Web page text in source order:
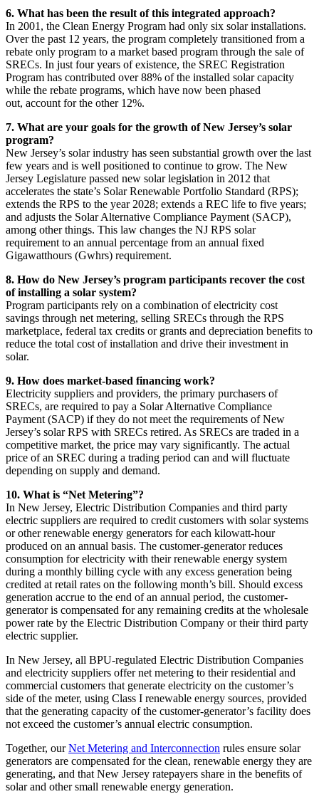
6. What has been the result of this integrated approach?​​​​‌ ‍ ​‍​‍‌‍ ‌ ​‍‌‍‍‌‌‍‌ ‌‍‍‌‌‍ ‍​‍​‍​ ‍‍​‍​‍‌ ​ ‌‍​‌‌‍ ‍‌‍‍‌‌ ‌​‌ ‍‌​‍ ‍‌‍‍‌‌‍ ​‍​‍​‍ ​​‍​‍‌‍‍​‌ ​‍‌‍‌‌‌‍‌‍​‍​‍​ ‍‍​‍​‍‌‍‍​‌ ‌​‌ ‌​‌ ​​​ ‍‍​‍ ​‍ ‌‍ ​‌‍ ‌‍​ ‌‍​‌‌‍ ​‌‍‍​‌‍ ‌ ​ ‌ ‌​​ ‍‍​ ​ ​ ​ ​ ​ ​ ​ ​‍ ‌‍‍‌‌‍ ‍‌ ‌​‌‍‌‌‌‍ ‍‌ ‌​​‍ ‌‍‌‌‌‍‌​‌‍‍‌‌ ‌​​‍ ‌‍ ‌‌‍ ‌‍‌​‌‍‌‌​ ‌‌ ​​‌ ​‍‌‍‌‌‌ ​ ‌‍‌‌‌‍ ‍‌ ‌​‌‍​‌‌ ‌​‌‍‍‌‌‍ ‌‍ ‍​ ‍ ‌‍‍‌‌‍‌​​ ‌​ ​​‌‍‌‍‌‍‌‌​ ​​​ ‌‌​ ​‌‌‍‌‍‌‍‌‌​‍ ‌​ ‌​​ ​‌​ ‍​‌‍‌​​‍ ‌​ ‌​‌‍‌​​ ‌‍​ ‍‌​‍ ‌‌‍​‌​ ​ ​ ‌​‌‍​ ​‍ ‌‌‍‌‌‌‍‌‍​ ‌‍​ ‌​​ ‍​‌‍​ ‌‍‌​​ ‌​​ ​‍​ ​‌‌‍​ ​ ‌‌​ ‍ ‌ ‌​‌ ‍‌‌ ​​‌‍‌‌​ ‌‌‍‍​‌‍‌‌‌‍ ​‌ ​​‌‌‌​‌‍ ‌ ​​‌‍‍‌‌‍​ ​ ‍ ‌ ​​‌‍​‌‌ ‌​‌‍‍​​ ‌‌‍​ ‌‍ ‌‍ ‍‌ ‌​‌‍‌‌‌‍ ‍‌ ‌​​‍‌‌​ ‌‌‌​​‍‌‌ ‌‍‍ ‌‍‌‌‌ ‍‌​‍‌‌​ ​ ‌​‌​​‍‌‌​ ​ ‌​‌​​‍‌‌​ ​‍​ ​‍​ ‌‍‌‍​‍​ ‌‍‌‍‌‍​ ‍‌‌‍​‌‌‍‌​​ ​ ​ ‌ ​ ‌‌‌‍​‍​ ‍​​‍‌‌​ ​‍​ ​‍​‍‌‌​ ‌‌‌​‌​​‍ ‍‌‍​ ‌‍‍​‌‍‍‌‌‍ ​‌‍‌​‌ ​‍‌‍‌‌‌‍ ‍​‍‌‌​ ‌‌‌​​‍‌‌ ‌‍‍ ‌‍‌‌‌ ‍‌​‍‌‌​ ​ ‌​‌​​‍‌‌​ ​ ‌​‌​​‍‌‌​ ​‍​ ​‍​ ‌‍​ ‌​‌‍​ ‌‍​‍‌‍​‌‌‍‌​‌‍‌‍‌‍‌‍‌‍‌‌​ ‍‌‌‍​‍​ ​‌​‍‌‌​ ​‍​ ​‍​‍‌‌​ ‌‌‌​‌​​‍ ‍‌ ‌​‌‍‌‌‌ ‍​‌ ‌​​ ‌‍​‍‌‍​‌‌ ​ ‌‍‌‌‌‌‌‌‌ ​‍‌‍ ​​ ‌‌‍‍​‌ ‌​‌ ‌​‌ ​​​‍‌‌​ ​ ‌​​‌​‍‌‌​ ​‍‌​‌‍​‍‌‌​ ​‍‌​‌‍‌‍ ​‌‍ ‌‍​ ‌‍​‌‌‍ ​‌‍‍​‌‍ ‌ ​ ‌ ‌​​‍‌‌​ ​ ‌​​‌​ ​ ​ ​ ​ ​ ​ ​ ​‍‌‍‌‍‍‌‌‍‌​​ ‌​ ​​‌‍‌‍‌‍‌‌​ ​​​ ‌‌​ ​‌‌‍‌‍‌‍‌‌​‍ ‌​ ‌​​ ​‌​ ‍​‌‍‌​​‍ ‌​ ‌​‌‍‌​​ ‌‍​ ‍‌​‍ ‌‌‍​‌​ ​ ​ ‌​‌‍​ ​‍ ‌‌‍‌‌‌‍‌‍​ ‌‍​ ‌​​ ‍​‌‍​ ‌‍‌​​ ‌​​ ​‍​ ​‌‌‍​ ​ ‌‌​‍‌‍‌ ‌​‌ ‍‌‌ ​​‌‍‌‌​ ‌‌‍‍​‌‍‌‌‌‍ ​‌ ​​‌‌‌​‌‍ ‌ ​​‌‍‍‌‌‍​ ​‍‌‍‌ ​​‌‍​‌‌ ‌​‌‍‍​​ ‌‌‍​ ‌‍ ‌‍ ‍‌ ‌​‌‍‌‌‌‍ ‍‌ ‌​​‍‌‌​ ‌‌‌​​‍‌‌ ‌‍‍ ‌‍‌‌‌ ‍‌​‍‌‌​ ​ ‌​‌​​‍‌‌​ ​ ‌​‌​​‍‌‌​ ​‍​ ​‍​ ‌‍‌‍​‍​ ‌‍‌‍‌‍​ ‍‌‌‍​‌‌‍‌​​ ​ ​ ‌ ​ ‌‌‌‍​‍​ ‍​​‍‌‌​ ​‍​ ​‍​‍‌‌​ ‌‌‌​‌​​‍ ‍‌‍​ ‌‍‍​‌‍‍‌‌‍ ​‌‍‌​‌ ​‍‌‍‌‌‌‍ ‍​‍‌‌​ ‌‌‌​​‍‌‌ ‌‍‍ ‌‍‌‌‌ ‍‌​‍‌‌​ ​ ‌​‌​​‍‌‌​ ​ ‌​‌​​‍‌‌​ ​‍​ ​‍​ ‌‍​ ‌​‌‍​ ‌‍​‍‌‍​‌‌‍‌​‌‍‌‍‌‍‌‍‌‍‌‌​ ‍‌‌‍​‍​ ​‌​‍‌‌​ ​‍​ ​‍​‍‌‌​ ‌‌‌​‌​​‍ ‍‌ ‌​‌‍‌‌‌ ‍​‌ ‌​​‍‌‍‌ ​​‌‍‌‌‌ ​‍‌ ​ ‌ ​​‌‍‌‌‌‍​ ‌ ‌​‌‍‍‌‌ ‌‍‌‍‌‌​ ‌‌ ​​‌ ‌‌‌‍​‍‌‍ ​‌‍‍‌‌ ​ ‌‍‍​‌‍‌‌‌‍‌​​‍​‍‌ ‌
In 2001, the Clean Energy Program had only six solar installations.
Over the past 12 years, the program completely transitioned from a
rebate only program to a market based program through the sale of
SRECs. In just four years of existence, the SREC Registration
Program has contributed over 88% of the installed solar capacity
while the rebate programs, which have now been phased
out, account for the other 12%.​​​​‌ ‍ ​‍​‍‌‍ ‌ ​‍‌‍‍‌‌‍‌ ‌‍‍‌‌‍ ‍​‍​‍​ ‍‍​‍​‍‌ ​ ‌‍​‌‌‍ ‍‌‍‍‌‌ ‌​‌ ‍‌​‍ ‍‌‍‍‌‌‍ ​‍​‍​‍ ​​‍​‍‌‍‍​‌ ​‍‌‍‌‌‌‍‌‍​‍​‍​ ‍‍​‍​‍‌‍‍​‌ ‌​‌ ‌​‌ ​​​ ‍‍​‍ ​‍ ‌‍ ​‌‍ ‌‍​ ‌‍​‌‌‍ ​‌‍‍​‌‍ ‌ ​ ‌ ‌​​ ‍‍​ ​ ​ ​ ​ ​ ​ ​ ​‍ ‌‍‍‌‌‍ ‍‌ ‌​‌‍‌‌‌‍ ‍‌ ‌​​‍ ‌‍‌‌‌‍‌​‌‍‍‌‌ ‌​​‍ ‌‍ ‌‌‍ ‌‍‌​‌‍‌‌​ ‌‌ ​​‌ ​‍‌‍‌‌‌ ​ ‌‍‌‌‌‍ ‍‌ ‌​‌‍​‌‌ ‌​‌‍‍‌‌‍ ‌‍ ‍​ ‍ ‌‍‍‌‌‍‌​​ ‌​ ​​‌‍‌‍‌‍‌‌​ ​​​ ‌‌​ ​‌‌‍‌‍‌‍‌‌​‍ ‌​ ‌​​ ​‌​ ‍​‌‍‌​​‍ ‌​ ‌​‌‍‌​​ ‌‍​ ‍‌​‍ ‌‌‍​‌​ ​ ​ ‌​‌‍​ ​‍ ‌‌‍‌‌‌‍‌‍​ ‌‍​ ‌​​ ‍​‌‍​ ‌‍‌​​ ‌​​ ​‍​ ​‌‌‍​ ​ ‌‌​ ‍ ‌ ‌​‌ ‍‌‌ ​​‌‍‌‌​ ‌‌‍‍​‌‍‌‌‌‍ ​‌ ​​‌‌‌​‌‍ ‌ ​​‌‍‍‌‌‍​ ​ ‍ ‌ ​​‌‍​‌‌ ‌​‌‍‍​​ ‌‌‍​ ‌‍ ‌‍ ‍‌ ‌​‌‍‌‌‌‍ ‍‌ ‌​​‍‌‌​ ‌‌‌​​‍‌‌ ‌‍‍ ‌‍‌‌‌ ‍‌​‍‌‌​ ​ ‌​‌​​‍‌‌​ ​ ‌​‌​​‍‌‌​ ​‍​ ​‍​ ‌‍‌‍​‍​ ‌‍‌‍‌‍​ ‍‌‌‍​‌‌‍‌​​ ​ ​ ‌ ​ ‌‌‌‍​‍​ ‍​​‍‌‌​ ​‍​ ​‍​‍‌‌​ ‌‌‌​‌​​‍ ‍‌‍​ ‌‍‍​‌‍‍‌‌‍ ​‌‍‌​‌ ​‍‌‍‌‌‌‍ ‍​‍‌‌​ ‌‌‌​​‍‌‌ ‌‍‍ ‌‍‌‌‌ ‍‌​‍‌‌​ ​ ‌​‌​​‍‌‌​ ​ ‌​‌​​‍‌‌​ ​‍​ ​‍​ ‍‌​ ‍​​ ‍​‌‍‌‍‌‍​‌‌‍‌​​ ‌‌​ ‌‌​ ‍​​ ​‍​ ‍‌​ ​ ​‍‌‌​ ​‍​ ​‍​‍‌‌​ ‌‌‌​‌​​‍ ‍‌ ‌​‌‍‌‌‌ ‍​‌ ‌​​ ‌‍​‍‌‍​‌‌ ​ ‌‍‌‌‌‌‌‌‌ ​‍‌‍ ​​ ‌‌‍‍​‌ ‌​‌ ‌​‌ ​​​‍‌‌​ ​ ‌​​‌​‍‌‌​ ​‍‌​‌‍​‍‌‌​ ​‍‌​‌‍‌‍ ​‌‍ ‌‍​ ‌‍​‌‌‍ ​‌‍‍​‌‍ ‌ ​ ‌ ‌​​‍‌‌​ ​ ‌​​‌​ ​ ​ ​ ​ ​ ​ ​ ​‍‌‍‌‍‍‌‌‍‌​​ ‌​ ​​‌‍‌‍‌‍‌‌​ ​​​ ‌‌​ ​‌‌‍‌‍‌‍‌‌​‍ ‌​ ‌​​ ​‌​ ‍​‌‍‌​​‍ ‌​ ‌​‌‍‌​​ ‌‍​ ‍‌​‍ ‌‌‍​‌​ ​ ​ ‌​‌‍​ ​‍ ‌‌‍‌‌‌‍‌‍​ ‌‍​ ‌​​ ‍​‌‍​ ‌‍‌​​ ‌​​ ​‍​ ​‌‌‍​ ​ ‌‌​‍‌‍‌ ‌​‌ ‍‌‌ ​​‌‍‌‌​ ‌‌‍‍​‌‍‌‌‌‍ ​‌ ​​‌‌‌​‌‍ ‌ ​​‌‍‍‌‌‍​ ​‍‌‍‌ ​​‌‍​‌‌ ‌​‌‍‍​​ ‌‌‍​ ‌‍ ‌‍ ‍‌ ‌​‌‍‌‌‌‍ ‍‌ ‌​​‍‌‌​ ‌‌‌​​‍‌‌ ‌‍‍ ‌‍‌‌‌ ‍‌​‍‌‌​ ​ ‌​‌​​‍‌‌​ ​ ‌​‌​​‍‌‌​ ​‍​ ​‍​ ‌‍‌‍​‍​ ‌‍‌‍‌‍​ ‍‌‌‍​‌‌‍‌​​ ​ ​ ‌ ​ ‌‌‌‍​‍​ ‍​​‍‌‌​ ​‍​ ​‍​‍‌‌​ ‌‌‌​‌​​‍ ‍‌‍​ ‌‍‍​‌‍‍‌‌‍ ​‌‍‌​‌ ​‍‌‍‌‌‌‍ ‍​‍‌‌​ ‌‌‌​​‍‌‌ ‌‍‍ ‌‍‌‌‌ ‍‌​‍‌‌​ ​ ‌​‌​​‍‌‌​ ​ ‌​‌​​‍‌‌​ ​‍​ ​‍​ ‍‌​ ‍​​ ‍​‌‍‌‍‌‍​‌‌‍‌​​ ‌‌​ ‌‌​ ‍​​ ​‍​ ‍‌​ ​ ​‍‌‌​ ​‍​ ​‍​‍‌‌​ ‌‌‌​‌​​‍ ‍‌ ‌​‌‍‌‌‌ ‍​‌ ‌​​‍‌‍‌ ​​‌‍‌‌‌ ​‍‌ ​ ‌ ​​‌‍‌‌‌‍​ ‌ ‌​‌‍‍‌‌ ‌‍‌‍‌‌​ ‌‌ ​​‌ ‌‌‌‍​‍‌‍ ​‌‍‍‌‌ ​ ‌‍‍​‌‍‌‌‌‍‌​​‍​‍‌ ‌
7. What are your goals for the growth of New Jersey’s solar
program?​​​​‌ ‍ ​‍​‍‌‍ ‌ ​‍‌‍‍‌‌‍‌ ‌‍‍‌‌‍ ‍​‍​‍​ ‍‍​‍​‍‌ ​ ‌‍​‌‌‍ ‍‌‍‍‌‌ ‌​‌ ‍‌​‍ ‍‌‍‍‌‌‍ ​‍​‍​‍ ​​‍​‍‌‍‍​‌ ​‍‌‍‌‌‌‍‌‍​‍​‍​ ‍‍​‍​‍‌‍‍​‌ ‌​‌ ‌​‌ ​​​ ‍‍​‍ ​‍ ‌‍ ​‌‍ ‌‍​ ‌‍​‌‌‍ ​‌‍‍​‌‍ ‌ ​ ‌ ‌​​ ‍‍​ ​ ​ ​ ​ ​ ​ ​ ​‍ ‌‍‍‌‌‍ ‍‌ ‌​‌‍‌‌‌‍ ‍‌ ‌​​‍ ‌‍‌‌‌‍‌​‌‍‍‌‌ ‌​​‍ ‌‍ ‌‌‍ ‌‍‌​‌‍‌‌​ ‌‌ ​​‌ ​‍‌‍‌‌‌ ​ ‌‍‌‌‌‍ ‍‌ ‌​‌‍​‌‌ ‌​‌‍‍‌‌‍ ‌‍ ‍​ ‍ ‌‍‍‌‌‍‌​​ ‌​ ​​‌‍‌‍‌‍‌‌​ ​​​ ‌‌​ ​‌‌‍‌‍‌‍‌‌​‍ ‌​ ‌​​ ​‌​ ‍​‌‍‌​​‍ ‌​ ‌​‌‍‌​​ ‌‍​ ‍‌​‍ ‌‌‍​‌​ ​ ​ ‌​‌‍​ ​‍ ‌‌‍‌‌‌‍‌‍​ ‌‍​ ‌​​ ‍​‌‍​ ‌‍‌​​ ‌​​ ​‍​ ​‌‌‍​ ​ ‌‌​ ‍ ‌ ‌​‌ ‍‌‌ ​​‌‍‌‌​ ‌‌‍‍​‌‍‌‌‌‍ ​‌ ​​‌‌‌​‌‍ ‌ ​​‌‍‍‌‌‍​ ​ ‍ ‌ ​​‌‍​‌‌ ‌​‌‍‍​​ ‌‌‍​ ‌‍ ‌‍ ‍‌ ‌​‌‍‌‌‌‍ ‍‌ ‌​​‍‌‌​ ‌‌‌​​‍‌‌ ‌‍‍ ‌‍‌‌‌ ‍‌​‍‌‌​ ​ ‌​‌​​‍‌‌​ ​ ‌​‌​​‍‌‌​ ​‍​ ​‍​ ​‍​ ‍​​ ‌ ​ ‌‌‌‍​‍​ ‌ ​ ‍​​ ‌ ‌‍‌​​ ​‌‌‍​‌‌‍​‌​‍‌‌​ ​‍​ ​‍​‍‌‌​ ‌‌‌​‌​​‍ ‍‌‍​ ‌‍‍​‌‍‍‌‌‍ ​‌‍‌​‌ ​‍‌‍‌‌‌‍ ‍​‍‌‌​ ‌‌‌​​‍‌‌ ‌‍‍ ‌‍‌‌‌ ‍‌​‍‌‌​ ​ ‌​‌​​‍‌‌​ ​ ‌​‌​​‍‌‌​ ​‍​ ​‍‌‍​ ‌‍​‍​ ​‌​ ​ ​ ​‍‌‍​ ​ ​​​ ‍​​ ​​​ ‌‌​ ‌ ​ ‌​​‍‌‌​ ​‍​ ​‍​‍‌‌​ ‌‌‌​‌​​‍ ‍‌ ‌​‌‍‌‌‌ ‍​‌ ‌​​ ‌‍​‍‌‍​‌‌ ​ ‌‍‌‌‌‌‌‌‌ ​‍‌‍ ​​ ‌‌‍‍​‌ ‌​‌ ‌​‌ ​​​‍‌‌​ ​ ‌​​‌​‍‌‌​ ​‍‌​‌‍​‍‌‌​ ​‍‌​‌‍‌‍ ​‌‍ ‌‍​ ‌‍​‌‌‍ ​‌‍‍​‌‍ ‌ ​ ‌ ‌​​‍‌‌​ ​ ‌​​‌​ ​ ​ ​ ​ ​ ​ ​ ​‍‌‍‌‍‍‌‌‍‌​​ ‌​ ​​‌‍‌‍‌‍‌‌​ ​​​ ‌‌​ ​‌‌‍‌‍‌‍‌‌​‍ ‌​ ‌​​ ​‌​ ‍​‌‍‌​​‍ ‌​ ‌​‌‍‌​​ ‌‍​ ‍‌​‍ ‌‌‍​‌​ ​ ​ ‌​‌‍​ ​‍ ‌‌‍‌‌‌‍‌‍​ ‌‍​ ‌​​ ‍​‌‍​ ‌‍‌​​ ‌​​ ​‍​ ​‌‌‍​ ​ ‌‌​‍‌‍‌ ‌​‌ ‍‌‌ ​​‌‍‌‌​ ‌‌‍‍​‌‍‌‌‌‍ ​‌ ​​‌‌‌​‌‍ ‌ ​​‌‍‍‌‌‍​ ​‍‌‍‌ ​​‌‍​‌‌ ‌​‌‍‍​​ ‌‌‍​ ‌‍ ‌‍ ‍‌ ‌​‌‍‌‌‌‍ ‍‌ ‌​​‍‌‌​ ‌‌‌​​‍‌‌ ‌‍‍ ‌‍‌‌‌ ‍‌​‍‌‌​ ​ ‌​‌​​‍‌‌​ ​ ‌​‌​​‍‌‌​ ​‍​ ​‍​ ​‍​ ‍​​ ‌ ​ ‌‌‌‍​‍​ ‌ ​ ‍​​ ‌ ‌‍‌​​ ​‌‌‍​‌‌‍​‌​‍‌‌​ ​‍​ ​‍​‍‌‌​ ‌‌‌​‌​​‍ ‍‌‍​ ‌‍‍​‌‍‍‌‌‍ ​‌‍‌​‌ ​‍‌‍‌‌‌‍ ‍​‍‌‌​ ‌‌‌​​‍‌‌ ‌‍‍ ‌‍‌‌‌ ‍‌​‍‌‌​ ​ ‌​‌​​‍‌‌​ ​ ‌​‌​​‍‌‌​ ​‍​ ​‍‌‍​ ‌‍​‍​ ​‌​ ​ ​ ​‍‌‍​ ​ ​​​ ‍​​ ​​​ ‌‌​ ‌ ​ ‌​​‍‌‌​ ​‍​ ​‍​‍‌‌​ ‌‌‌​‌​​‍ ‍‌ ‌​‌‍‌‌‌ ‍​‌ ‌​​‍‌‍‌ ​​‌‍‌‌‌ ​‍‌ ​ ‌ ​​‌‍‌‌‌‍​ ‌ ‌​‌‍‍‌‌ ‌‍‌‍‌‌​ ‌‌ ​​‌ ‌‌‌‍​‍‌‍ ​‌‍‍‌‌ ​ ‌‍‍​‌‍‌‌‌‍‌​​‍​‍‌ ‌
New Jersey’s solar industry has seen substantial growth over the last
few years and is well positioned to continue to grow. The New
Jersey Legislature passed new solar legislation in 2012 that
accelerates the state’s Solar Renewable Portfolio Standard (RPS);
extends the RPS to the year 2028; extends a REC life to five years;
and adjusts the Solar Alternative Compliance Payment (SACP),
among other things. This law changes the NJ RPS solar
requirement to an annual percentage from an annual fixed
Gigawatthours (Gwhrs) requirement. ​​​​‌ ‍ ​‍​‍‌‍ ‌ ​‍‌‍‍‌‌‍‌ ‌‍‍‌‌‍ ‍​‍​‍​ ‍‍​‍​‍‌ ​ ‌‍​‌‌‍ ‍‌‍‍‌‌ ‌​‌ ‍‌​‍ ‍‌‍‍‌‌‍ ​‍​‍​‍ ​​‍​‍‌‍‍​‌ ​‍‌‍‌‌‌‍‌‍​‍​‍​ ‍‍​‍​‍‌‍‍​‌ ‌​‌ ‌​‌ ​​​ ‍‍​‍ ​‍ ‌‍ ​‌‍ ‌‍​ ‌‍​‌‌‍ ​‌‍‍​‌‍ ‌ ​ ‌ ‌​​ ‍‍​ ​ ​ ​ ​ ​ ​ ​ ​‍ ‌‍‍‌‌‍ ‍‌ ‌​‌‍‌‌‌‍ ‍‌ ‌​​‍ ‌‍‌‌‌‍‌​‌‍‍‌‌ ‌​​‍ ‌‍ ‌‌‍ ‌‍‌​‌‍‌‌​ ‌‌ ​​‌ ​‍‌‍‌‌‌ ​ ‌‍‌‌‌‍ ‍‌ ‌​‌‍​‌‌ ‌​‌‍‍‌‌‍ ‌‍ ‍​ ‍ ‌‍‍‌‌‍‌​​ ‌​ ​​‌‍‌‍‌‍‌‌​ ​​​ ‌‌​ ​‌‌‍‌‍‌‍‌‌​‍ ‌​ ‌​​ ​‌​ ‍​‌‍‌​​‍ ‌​ ‌​‌‍‌​​ ‌‍​ ‍‌​‍ ‌‌‍​‌​ ​ ​ ‌​‌‍​ ​‍ ‌‌‍‌‌‌‍‌‍​ ‌‍​ ‌​​ ‍​‌‍​ ‌‍‌​​ ‌​​ ​‍​ ​‌‌‍​ ​ ‌‌​ ‍ ‌ ‌​‌ ‍‌‌ ​​‌‍‌‌​ ‌‌‍‍​‌‍‌‌‌‍ ​‌ ​​‌‌‌​‌‍ ‌ ​​‌‍‍‌‌‍​ ​ ‍ ‌ ​​‌‍​‌‌ ‌​‌‍‍​​ ‌‌‍​ ‌‍ ‌‍ ‍‌ ‌​‌‍‌‌‌‍ ‍‌ ‌​​‍‌‌​ ‌‌‌​​‍‌‌ ‌‍‍ ‌‍‌‌‌ ‍‌​‍‌‌​ ​ ‌​‌​​‍‌‌​ ​ ‌​‌​​‍‌‌​ ​‍​ ​‍​ ​‍​ ‍​​ ‌ ​ ‌‌‌‍​‍​ ‌ ​ ‍​​ ‌ ‌‍‌​​ ​‌‌‍​‌‌‍​‌​‍‌‌​ ​‍​ ​‍​‍‌‌​ ‌‌‌​‌​​‍ ‍‌‍​ ‌‍‍​‌‍‍‌‌‍ ​‌‍‌​‌ ​‍‌‍‌‌‌‍ ‍​‍‌‌​ ‌‌‌​​‍‌‌ ‌‍‍ ‌‍‌‌‌ ‍‌​‍‌‌​ ​ ‌​‌​​‍‌‌​ ​ ‌​‌​​‍‌‌​ ​‍​ ​‍‌‍‌‍​ ‌​​ ‌‌​ ​​​ ‌​‌‍​‍​ ​ ​ ​​‌‍‌​​ ‍‌​ ​‍‌‍​ ​‍‌‌​ ​‍​ ​‍​‍‌‌​ ‌‌‌​‌​​‍ ‍‌ ‌​‌‍‌‌‌ ‍​‌ ‌​​ ‌‍​‍‌‍​‌‌ ​ ‌‍‌‌‌‌‌‌‌ ​‍‌‍ ​​ ‌‌‍‍​‌ ‌​‌ ‌​‌ ​​​‍‌‌​ ​ ‌​​‌​‍‌‌​ ​‍‌​‌‍​‍‌‌​ ​‍‌​‌‍‌‍ ​‌‍ ‌‍​ ‌‍​‌‌‍ ​‌‍‍​‌‍ ‌ ​ ‌ ‌​​‍‌‌​ ​ ‌​​‌​ ​ ​ ​ ​ ​ ​ ​ ​‍‌‍‌‍‍‌‌‍‌​​ ‌​ ​​‌‍‌‍‌‍‌‌​ ​​​ ‌‌​ ​‌‌‍‌‍‌‍‌‌​‍ ‌​ ‌​​ ​‌​ ‍​‌‍‌​​‍ ‌​ ‌​‌‍‌​​ ‌‍​ ‍‌​‍ ‌‌‍​‌​ ​ ​ ‌​‌‍​ ​‍ ‌‌‍‌‌‌‍‌‍​ ‌‍​ ‌​​ ‍​‌‍​ ‌‍‌​​ ‌​​ ​‍​ ​‌‌‍​ ​ ‌‌​‍‌‍‌ ‌​‌ ‍‌‌ ​​‌‍‌‌​ ‌‌‍‍​‌‍‌‌‌‍ ​‌ ​​‌‌‌​‌‍ ‌ ​​‌‍‍‌‌‍​ ​‍‌‍‌ ​​‌‍​‌‌ ‌​‌‍‍​​ ‌‌‍​ ‌‍ ‌‍ ‍‌ ‌​‌‍‌‌‌‍ ‍‌ ‌​​‍‌‌​ ‌‌‌​​‍‌‌ ‌‍‍ ‌‍‌‌‌ ‍‌​‍‌‌​ ​ ‌​‌​​‍‌‌​ ​ ‌​‌​​‍‌‌​ ​‍​ ​‍​ ​‍​ ‍​​ ‌ ​ ‌‌‌‍​‍​ ‌ ​ ‍​​ ‌ ‌‍‌​​ ​‌‌‍​‌‌‍​‌​‍‌‌​ ​‍​ ​‍​‍‌‌​ ‌‌‌​‌​​‍ ‍‌‍​ ‌‍‍​‌‍‍‌‌‍ ​‌‍‌​‌ ​‍‌‍‌‌‌‍ ‍​‍‌‌​ ‌‌‌​​‍‌‌ ‌‍‍ ‌‍‌‌‌ ‍‌​‍‌‌​ ​ ‌​‌​​‍‌‌​ ​ ‌​‌​​‍‌‌​ ​‍​ ​‍‌‍‌‍​ ‌​​ ‌‌​ ​​​ ‌​‌‍​‍​ ​ ​ ​​‌‍‌​​ ‍‌​ ​‍‌‍​ ​‍‌‌​ ​‍​ ​‍​‍‌‌​ ‌‌‌​‌​​‍ ‍‌ ‌​‌‍‌‌‌ ‍​‌ ‌​​‍‌‍‌ ​​‌‍‌‌‌ ​‍‌ ​ ‌ ​​‌‍‌‌‌‍​ ‌ ‌​‌‍‍‌‌ ‌‍‌‍‌‌​ ‌‌ ​​‌ ‌‌‌‍​‍‌‍ ​‌‍‍‌‌ ​ ‌‍‍​‌‍‌‌‌‍‌​​‍​‍‌ ‌
8. How do New Jersey’s program participants recover the cost
of installing a solar system?​​​​‌ ‍ ​‍​‍‌‍ ‌ ​‍‌‍‍‌‌‍‌ ‌‍‍‌‌‍ ‍​‍​‍​ ‍‍​‍​‍‌ ​ ‌‍​‌‌‍ ‍‌‍‍‌‌ ‌​‌ ‍‌​‍ ‍‌‍‍‌‌‍ ​‍​‍​‍ ​​‍​‍‌‍‍​‌ ​‍‌‍‌‌‌‍‌‍​‍​‍​ ‍‍​‍​‍‌‍‍​‌ ‌​‌ ‌​‌ ​​​ ‍‍​‍ ​‍ ‌‍ ​‌‍ ‌‍​ ‌‍​‌‌‍ ​‌‍‍​‌‍ ‌ ​ ‌ ‌​​ ‍‍​ ​ ​ ​ ​ ​ ​ ​ ​‍ ‌‍‍‌‌‍ ‍‌ ‌​‌‍‌‌‌‍ ‍‌ ‌​​‍ ‌‍‌‌‌‍‌​‌‍‍‌‌ ‌​​‍ ‌‍ ‌‌‍ ‌‍‌​‌‍‌‌​ ‌‌ ​​‌ ​‍‌‍‌‌‌ ​ ‌‍‌‌‌‍ ‍‌ ‌​‌‍​‌‌ ‌​‌‍‍‌‌‍ ‌‍ ‍​ ‍ ‌‍‍‌‌‍‌​​ ‌​ ​​‌‍‌‍‌‍‌‌​ ​​​ ‌‌​ ​‌‌‍‌‍‌‍‌‌​‍ ‌​ ‌​​ ​‌​ ‍​‌‍‌​​‍ ‌​ ‌​‌‍‌​​ ‌‍​ ‍‌​‍ ‌‌‍​‌​ ​ ​ ‌​‌‍​ ​‍ ‌‌‍‌‌‌‍‌‍​ ‌‍​ ‌​​ ‍​‌‍​ ‌‍‌​​ ‌​​ ​‍​ ​‌‌‍​ ​ ‌‌​ ‍ ‌ ‌​‌ ‍‌‌ ​​‌‍‌‌​ ‌‌‍‍​‌‍‌‌‌‍ ​‌ ​​‌‌‌​‌‍ ‌ ​​‌‍‍‌‌‍​ ​ ‍ ‌ ​​‌‍​‌‌ ‌​‌‍‍​​ ‌‌‍​ ‌‍ ‌‍ ‍‌ ‌​‌‍‌‌‌‍ ‍‌ ‌​​‍‌‌​ ‌‌‌​​‍‌‌ ‌‍‍ ‌‍‌‌‌ ‍‌​‍‌‌​ ​ ‌​‌​​‍‌‌​ ​ ‌​‌​​‍‌‌​ ​‍​ ​‍​ ‌‌‌‍​‌​ ​ ​ ‍​​ ‍​​ ‌​​ ‌​‌‍‌‍​ ​‍​ ​​​ ‌ ​ ‍​​‍‌‌​ ​‍​ ​‍​‍‌‌​ ‌‌‌​‌​​‍ ‍‌‍​ ‌‍‍​‌‍‍‌‌‍ ​‌‍‌​‌ ​‍‌‍‌‌‌‍ ‍​‍‌‌​ ‌‌‌​​‍‌‌ ‌‍‍ ‌‍‌‌‌ ‍‌​‍‌‌​ ​ ‌​‌​​‍‌‌​ ​ ‌​‌​​‍‌‌​ ​‍​ ​‍​ ‌‍​ ‍‌​ ‌​​ ‌‌​ ‍‌‌‍​ ​ ‍‌‌‍‌​‌‍‌​​ ​​‌‍‌‌​ ​ ​‍‌‌​ ​‍​ ​‍​‍‌‌​ ‌‌‌​‌​​‍ ‍‌ ‌​‌‍‌‌‌ ‍​‌ ‌​​ ‌‍​‍‌‍​‌‌ ​ ‌‍‌‌‌‌‌‌‌ ​‍‌‍ ​​ ‌‌‍‍​‌ ‌​‌ ‌​‌ ​​​‍‌‌​ ​ ‌​​‌​‍‌‌​ ​‍‌​‌‍​‍‌‌​ ​‍‌​‌‍‌‍ ​‌‍ ‌‍​ ‌‍​‌‌‍ ​‌‍‍​‌‍ ‌ ​ ‌ ‌​​‍‌‌​ ​ ‌​​‌​ ​ ​ ​ ​ ​ ​ ​ ​‍‌‍‌‍‍‌‌‍‌​​ ‌​ ​​‌‍‌‍‌‍‌‌​ ​​​ ‌‌​ ​‌‌‍‌‍‌‍‌‌​‍ ‌​ ‌​​ ​‌​ ‍​‌‍‌​​‍ ‌​ ‌​‌‍‌​​ ‌‍​ ‍‌​‍ ‌‌‍​‌​ ​ ​ ‌​‌‍​ ​‍ ‌‌‍‌‌‌‍‌‍​ ‌‍​ ‌​​ ‍​‌‍​ ‌‍‌​​ ‌​​ ​‍​ ​‌‌‍​ ​ ‌‌​‍‌‍‌ ‌​‌ ‍‌‌ ​​‌‍‌‌​ ‌‌‍‍​‌‍‌‌‌‍ ​‌ ​​‌‌‌​‌‍ ‌ ​​‌‍‍‌‌‍​ ​‍‌‍‌ ​​‌‍​‌‌ ‌​‌‍‍​​ ‌‌‍​ ‌‍ ‌‍ ‍‌ ‌​‌‍‌‌‌‍ ‍‌ ‌​​‍‌‌​ ‌‌‌​​‍‌‌ ‌‍‍ ‌‍‌‌‌ ‍‌​‍‌‌​ ​ ‌​‌​​‍‌‌​ ​ ‌​‌​​‍‌‌​ ​‍​ ​‍​ ‌‌‌‍​‌​ ​ ​ ‍​​ ‍​​ ‌​​ ‌​‌‍‌‍​ ​‍​ ​​​ ‌ ​ ‍​​‍‌‌​ ​‍​ ​‍​‍‌‌​ ‌‌‌​‌​​‍ ‍‌‍​ ‌‍‍​‌‍‍‌‌‍ ​‌‍‌​‌ ​‍‌‍‌‌‌‍ ‍​‍‌‌​ ‌‌‌​​‍‌‌ ‌‍‍ ‌‍‌‌‌ ‍‌​‍‌‌​ ​ ‌​‌​​‍‌‌​ ​ ‌​‌​​‍‌‌​ ​‍​ ​‍​ ‌‍​ ‍‌​ ‌​​ ‌‌​ ‍‌‌‍​ ​ ‍‌‌‍‌​‌‍‌​​ ​​‌‍‌‌​ ​ ​‍‌‌​ ​‍​ ​‍​‍‌‌​ ‌‌‌​‌​​‍ ‍‌ ‌​‌‍‌‌‌ ‍​‌ ‌​​‍‌‍‌ ​​‌‍‌‌‌ ​‍‌ ​ ‌ ​​‌‍‌‌‌‍​ ‌ ‌​‌‍‍‌‌ ‌‍‌‍‌‌​ ‌‌ ​​‌ ‌‌‌‍​‍‌‍ ​‌‍‍‌‌ ​ ‌‍‍​‌‍‌‌‌‍‌​​‍​‍‌ ‌
Program participants rely on a combination of electricity cost
savings through net metering, selling SRECs through the RPS
marketplace, federal tax credits or grants and depreciation benefits to
reduce the total cost of installation and drive their investment in
solar.​​​​‌ ‍ ​‍​‍‌‍ ‌ ​‍‌‍‍‌‌‍‌ ‌‍‍‌‌‍ ‍​‍​‍​ ‍‍​‍​‍‌ ​ ‌‍​‌‌‍ ‍‌‍‍‌‌ ‌​‌ ‍‌​‍ ‍‌‍‍‌‌‍ ​‍​‍​‍ ​​‍​‍‌‍‍​‌ ​‍‌‍‌‌‌‍‌‍​‍​‍​ ‍‍​‍​‍‌‍‍​‌ ‌​‌ ‌​‌ ​​​ ‍‍​‍ ​‍ ‌‍ ​‌‍ ‌‍​ ‌‍​‌‌‍ ​‌‍‍​‌‍ ‌ ​ ‌ ‌​​ ‍‍​ ​ ​ ​ ​ ​ ​ ​ ​‍ ‌‍‍‌‌‍ ‍‌ ‌​‌‍‌‌‌‍ ‍‌ ‌​​‍ ‌‍‌‌‌‍‌​‌‍‍‌‌ ‌​​‍ ‌‍ ‌‌‍ ‌‍‌​‌‍‌‌​ ‌‌ ​​‌ ​‍‌‍‌‌‌ ​ ‌‍‌‌‌‍ ‍‌ ‌​‌‍​‌‌ ‌​‌‍‍‌‌‍ ‌‍ ‍​ ‍ ‌‍‍‌‌‍‌​​ ‌​ ​​‌‍‌‍‌‍‌‌​ ​​​ ‌‌​ ​‌‌‍‌‍‌‍‌‌​‍ ‌​ ‌​​ ​‌​ ‍​‌‍‌​​‍ ‌​ ‌​‌‍‌​​ ‌‍​ ‍‌​‍ ‌‌‍​‌​ ​ ​ ‌​‌‍​ ​‍ ‌‌‍‌‌‌‍‌‍​ ‌‍​ ‌​​ ‍​‌‍​ ‌‍‌​​ ‌​​ ​‍​ ​‌‌‍​ ​ ‌‌​ ‍ ‌ ‌​‌ ‍‌‌ ​​‌‍‌‌​ ‌‌‍‍​‌‍‌‌‌‍ ​‌ ​​‌‌‌​‌‍ ‌ ​​‌‍‍‌‌‍​ ​ ‍ ‌ ​​‌‍​‌‌ ‌​‌‍‍​​ ‌‌‍​ ‌‍ ‌‍ ‍‌ ‌​‌‍‌‌‌‍ ‍‌ ‌​​‍‌‌​ ‌‌‌​​‍‌‌ ‌‍‍ ‌‍‌‌‌ ‍‌​‍‌‌​ ​ ‌​‌​​‍‌‌​ ​ ‌​‌​​‍‌‌​ ​‍​ ​‍​ ‌‌‌‍​‌​ ​ ​ ‍​​ ‍​​ ‌​​ ‌​‌‍‌‍​ ​‍​ ​​​ ‌ ​ ‍​​‍‌‌​ ​‍​ ​‍​‍‌‌​ ‌‌‌​‌​​‍ ‍‌‍​ ‌‍‍​‌‍‍‌‌‍ ​‌‍‌​‌ ​‍‌‍‌‌‌‍ ‍​‍‌‌​ ‌‌‌​​‍‌‌ ‌‍‍ ‌‍‌‌‌ ‍‌​‍‌‌​ ​ ‌​‌​​‍‌‌​ ​ ‌​‌​​‍‌‌​ ​‍​ ​‍‌‍‌‍‌‍‌​​ ‌ ​ ‍‌​ ‌‌​ ​‌​ ‌ ​ ‌​‌‍​‌‌‍​ ​ ‌‍‌‍​ ​‍‌‌​ ​‍​ ​‍​‍‌‌​ ‌‌‌​‌​​‍ ‍‌ ‌​‌‍‌‌‌ ‍​‌ ‌​​ ‌‍​‍‌‍​‌‌ ​ ‌‍‌‌‌‌‌‌‌ ​‍‌‍ ​​ ‌‌‍‍​‌ ‌​‌ ‌​‌ ​​​‍‌‌​ ​ ‌​​‌​‍‌‌​ ​‍‌​‌‍​‍‌‌​ ​‍‌​‌‍‌‍ ​‌‍ ‌‍​ ‌‍​‌‌‍ ​‌‍‍​‌‍ ‌ ​ ‌ ‌​​‍‌‌​ ​ ‌​​‌​ ​ ​ ​ ​ ​ ​ ​ ​‍‌‍‌‍‍‌‌‍‌​​ ‌​ ​​‌‍‌‍‌‍‌‌​ ​​​ ‌‌​ ​‌‌‍‌‍‌‍‌‌​‍ ‌​ ‌​​ ​‌​ ‍​‌‍‌​​‍ ‌​ ‌​‌‍‌​​ ‌‍​ ‍‌​‍ ‌‌‍​‌​ ​ ​ ‌​‌‍​ ​‍ ‌‌‍‌‌‌‍‌‍​ ‌‍​ ‌​​ ‍​‌‍​ ‌‍‌​​ ‌​​ ​‍​ ​‌‌‍​ ​ ‌‌​‍‌‍‌ ‌​‌ ‍‌‌ ​​‌‍‌‌​ ‌‌‍‍​‌‍‌‌‌‍ ​‌ ​​‌‌‌​‌‍ ‌ ​​‌‍‍‌‌‍​ ​‍‌‍‌ ​​‌‍​‌‌ ‌​‌‍‍​​ ‌‌‍​ ‌‍ ‌‍ ‍‌ ‌​‌‍‌‌‌‍ ‍‌ ‌​​‍‌‌​ ‌‌‌​​‍‌‌ ‌‍‍ ‌‍‌‌‌ ‍‌​‍‌‌​ ​ ‌​‌​​‍‌‌​ ​ ‌​‌​​‍‌‌​ ​‍​ ​‍​ ‌‌‌‍​‌​ ​ ​ ‍​​ ‍​​ ‌​​ ‌​‌‍‌‍​ ​‍​ ​​​ ‌ ​ ‍​​‍‌‌​ ​‍​ ​‍​‍‌‌​ ‌‌‌​‌​​‍ ‍‌‍​ ‌‍‍​‌‍‍‌‌‍ ​‌‍‌​‌ ​‍‌‍‌‌‌‍ ‍​‍‌‌​ ‌‌‌​​‍‌‌ ‌‍‍ ‌‍‌‌‌ ‍‌​‍‌‌​ ​ ‌​‌​​‍‌‌​ ​ ‌​‌​​‍‌‌​ ​‍​ ​‍‌‍‌‍‌‍‌​​ ‌ ​ ‍‌​ ‌‌​ ​‌​ ‌ ​ ‌​‌‍​‌‌‍​ ​ ‌‍‌‍​ ​‍‌‌​ ​‍​ ​‍​‍‌‌​ ‌‌‌​‌​​‍ ‍‌ ‌​‌‍‌‌‌ ‍​‌ ‌​​‍‌‍‌ ​​‌‍‌‌‌ ​‍‌ ​ ‌ ​​‌‍‌‌‌‍​ ‌ ‌​‌‍‍‌‌ ‌‍‌‍‌‌​ ‌‌ ​​‌ ‌‌‌‍​‍‌‍ ​‌‍‍‌‌ ​ ‌‍‍​‌‍‌‌‌‍‌​​‍​‍‌ ‌
9. How does market-based financing work?​​​​‌ ‍ ​‍​‍‌‍ ‌ ​‍‌‍‍‌‌‍‌ ‌‍‍‌‌‍ ‍​‍​‍​ ‍‍​‍​‍‌ ​ ‌‍​‌‌‍ ‍‌‍‍‌‌ ‌​‌ ‍‌​‍ ‍‌‍‍‌‌‍ ​‍​‍​‍ ​​‍​‍‌‍‍​‌ ​‍‌‍‌‌‌‍‌‍​‍​‍​ ‍‍​‍​‍‌‍‍​‌ ‌​‌ ‌​‌ ​​​ ‍‍​‍ ​‍ ‌‍ ​‌‍ ‌‍​ ‌‍​‌‌‍ ​‌‍‍​‌‍ ‌ ​ ‌ ‌​​ ‍‍​ ​ ​ ​ ​ ​ ​ ​ ​‍ ‌‍‍‌‌‍ ‍‌ ‌​‌‍‌‌‌‍ ‍‌ ‌​​‍ ‌‍‌‌‌‍‌​‌‍‍‌‌ ‌​​‍ ‌‍ ‌‌‍ ‌‍‌​‌‍‌‌​ ‌‌ ​​‌ ​‍‌‍‌‌‌ ​ ‌‍‌‌‌‍ ‍‌ ‌​‌‍​‌‌ ‌​‌‍‍‌‌‍ ‌‍ ‍​ ‍ ‌‍‍‌‌‍‌​​ ‌​ ​​‌‍‌‍‌‍‌‌​ ​​​ ‌‌​ ​‌‌‍‌‍‌‍‌‌​‍ ‌​ ‌​​ ​‌​ ‍​‌‍‌​​‍ ‌​ ‌​‌‍‌​​ ‌‍​ ‍‌​‍ ‌‌‍​‌​ ​ ​ ‌​‌‍​ ​‍ ‌‌‍‌‌‌‍‌‍​ ‌‍​ ‌​​ ‍​‌‍​ ‌‍‌​​ ‌​​ ​‍​ ​‌‌‍​ ​ ‌‌​ ‍ ‌ ‌​‌ ‍‌‌ ​​‌‍‌‌​ ‌‌‍‍​‌‍‌‌‌‍ ​‌ ​​‌‌‌​‌‍ ‌ ​​‌‍‍‌‌‍​ ​ ‍ ‌ ​​‌‍​‌‌ ‌​‌‍‍​​ ‌‌‍​ ‌‍ ‌‍ ‍‌ ‌​‌‍‌‌‌‍ ‍‌ ‌​​‍‌‌​ ‌‌‌​​‍‌‌ ‌‍‍ ‌‍‌‌‌ ‍‌​‍‌‌​ ​ ‌​‌​​‍‌‌​ ​ ‌​‌​​‍‌‌​ ​‍​ ​‍‌‍‌‌​ ​ ‌‍​‍​ ‍‌‌‍‌‍​ ​ ​ ‌‍‌‍​‍​ ‌​​ ​‍​ ​ ​ ​‌​‍‌‌​ ​‍​ ​‍​‍‌‌​ ‌‌‌​‌​​‍ ‍‌‍​ ‌‍‍​‌‍‍‌‌‍ ​‌‍‌​‌ ​‍‌‍‌‌‌‍ ‍​‍‌‌​ ‌‌‌​​‍‌‌ ‌‍‍ ‌‍‌‌‌ ‍‌​‍‌‌​ ​ ‌​‌​​‍‌‌​ ​ ‌​‌​​‍‌‌​ ​‍​ ​‍​ ‌‌‌‍‌​​ ‌‌​ ‍‌‌‍‌​​ ‌‍​ ​​​ ‌​​ ‌‌‌‍‌‌‌‍‌‌‌‍‌​​‍‌‌​ ​‍​ ​‍​‍‌‌​ ‌‌‌​‌​​‍ ‍‌ ‌​‌‍‌‌‌ ‍​‌ ‌​​ ‌‍​‍‌‍​‌‌ ​ ‌‍‌‌‌‌‌‌‌ ​‍‌‍ ​​ ‌‌‍‍​‌ ‌​‌ ‌​‌ ​​​‍‌‌​ ​ ‌​​‌​‍‌‌​ ​‍‌​‌‍​‍‌‌​ ​‍‌​‌‍‌‍ ​‌‍ ‌‍​ ‌‍​‌‌‍ ​‌‍‍​‌‍ ‌ ​ ‌ ‌​​‍‌‌​ ​ ‌​​‌​ ​ ​ ​ ​ ​ ​ ​ ​‍‌‍‌‍‍‌‌‍‌​​ ‌​ ​​‌‍‌‍‌‍‌‌​ ​​​ ‌‌​ ​‌‌‍‌‍‌‍‌‌​‍ ‌​ ‌​​ ​‌​ ‍​‌‍‌​​‍ ‌​ ‌​‌‍‌​​ ‌‍​ ‍‌​‍ ‌‌‍​‌​ ​ ​ ‌​‌‍​ ​‍ ‌‌‍‌‌‌‍‌‍​ ‌‍​ ‌​​ ‍​‌‍​ ‌‍‌​​ ‌​​ ​‍​ ​‌‌‍​ ​ ‌‌​‍‌‍‌ ‌​‌ ‍‌‌ ​​‌‍‌‌​ ‌‌‍‍​‌‍‌‌‌‍ ​‌ ​​‌‌‌​‌‍ ‌ ​​‌‍‍‌‌‍​ ​‍‌‍‌ ​​‌‍​‌‌ ‌​‌‍‍​​ ‌‌‍​ ‌‍ ‌‍ ‍‌ ‌​‌‍‌‌‌‍ ‍‌ ‌​​‍‌‌​ ‌‌‌​​‍‌‌ ‌‍‍ ‌‍‌‌‌ ‍‌​‍‌‌​ ​ ‌​‌​​‍‌‌​ ​ ‌​‌​​‍‌‌​ ​‍​ ​‍‌‍‌‌​ ​ ‌‍​‍​ ‍‌‌‍‌‍​ ​ ​ ‌‍‌‍​‍​ ‌​​ ​‍​ ​ ​ ​‌​‍‌‌​ ​‍​ ​‍​‍‌‌​ ‌‌‌​‌​​‍ ‍‌‍​ ‌‍‍​‌‍‍‌‌‍ ​‌‍‌​‌ ​‍‌‍‌‌‌‍ ‍​‍‌‌​ ‌‌‌​​‍‌‌ ‌‍‍ ‌‍‌‌‌ ‍‌​‍‌‌​ ​ ‌​‌​​‍‌‌​ ​ ‌​‌​​‍‌‌​ ​‍​ ​‍​ ‌‌‌‍‌​​ ‌‌​ ‍‌‌‍‌​​ ‌‍​ ​​​ ‌​​ ‌‌‌‍‌‌‌‍‌‌‌‍‌​​‍‌‌​ ​‍​ ​‍​‍‌‌​ ‌‌‌​‌​​‍ ‍‌ ‌​‌‍‌‌‌ ‍​‌ ‌​​‍‌‍‌ ​​‌‍‌‌‌ ​‍‌ ​ ‌ ​​‌‍‌‌‌‍​ ‌ ‌​‌‍‍‌‌ ‌‍‌‍‌‌​ ‌‌ ​​‌ ‌‌‌‍​‍‌‍ ​‌‍‍‌‌ ​ ‌‍‍​‌‍‌‌‌‍‌​​‍​‍‌ ‌
Electricity suppliers and providers, the primary purchasers of
SRECs, are required to pay a Solar Alternative Compliance
Payment (SACP) if they do not meet the requirements of New
Jersey’s solar RPS with SRECs retired. As SRECs are traded in a
competitive market, the price may vary significantly. The actual
price of an SREC during a trading period can and will fluctuate
depending on supply and demand.​​​​‌ ‍ ​‍​‍‌‍ ‌ ​‍‌‍‍‌‌‍‌ ‌‍‍‌‌‍ ‍​‍​‍​ ‍‍​‍​‍‌ ​ ‌‍​‌‌‍ ‍‌‍‍‌‌ ‌​‌ ‍‌​‍ ‍‌‍‍‌‌‍ ​‍​‍​‍ ​​‍​‍‌‍‍​‌ ​‍‌‍‌‌‌‍‌‍​‍​‍​ ‍‍​‍​‍‌‍‍​‌ ‌​‌ ‌​‌ ​​​ ‍‍​‍ ​‍ ‌‍ ​‌‍ ‌‍​ ‌‍​‌‌‍ ​‌‍‍​‌‍ ‌ ​ ‌ ‌​​ ‍‍​ ​ ​ ​ ​ ​ ​ ​ ​‍ ‌‍‍‌‌‍ ‍‌ ‌​‌‍‌‌‌‍ ‍‌ ‌​​‍ ‌‍‌‌‌‍‌​‌‍‍‌‌ ‌​​‍ ‌‍ ‌‌‍ ‌‍‌​‌‍‌‌​ ‌‌ ​​‌ ​‍‌‍‌‌‌ ​ ‌‍‌‌‌‍ ‍‌ ‌​‌‍​‌‌ ‌​‌‍‍‌‌‍ ‌‍ ‍​ ‍ ‌‍‍‌‌‍‌​​ ‌​ ​​‌‍‌‍‌‍‌‌​ ​​​ ‌‌​ ​‌‌‍‌‍‌‍‌‌​‍ ‌​ ‌​​ ​‌​ ‍​‌‍‌​​‍ ‌​ ‌​‌‍‌​​ ‌‍​ ‍‌​‍ ‌‌‍​‌​ ​ ​ ‌​‌‍​ ​‍ ‌‌‍‌‌‌‍‌‍​ ‌‍​ ‌​​ ‍​‌‍​ ‌‍‌​​ ‌​​ ​‍​ ​‌‌‍​ ​ ‌‌​ ‍ ‌ ‌​‌ ‍‌‌ ​​‌‍‌‌​ ‌‌‍‍​‌‍‌‌‌‍ ​‌ ​​‌‌‌​‌‍ ‌ ​​‌‍‍‌‌‍​ ​ ‍ ‌ ​​‌‍​‌‌ ‌​‌‍‍​​ ‌‌‍​ ‌‍ ‌‍ ‍‌ ‌​‌‍‌‌‌‍ ‍‌ ‌​​‍‌‌​ ‌‌‌​​‍‌‌ ‌‍‍ ‌‍‌‌‌ ‍‌​‍‌‌​ ​ ‌​‌​​‍‌‌​ ​ ‌​‌​​‍‌‌​ ​‍​ ​‍‌‍‌‌​ ​ ‌‍​‍​ ‍‌‌‍‌‍​ ​ ​ ‌‍‌‍​‍​ ‌​​ ​‍​ ​ ​ ​‌​‍‌‌​ ​‍​ ​‍​‍‌‌​ ‌‌‌​‌​​‍ ‍‌‍​ ‌‍‍​‌‍‍‌‌‍ ​‌‍‌​‌ ​‍‌‍‌‌‌‍ ‍​‍‌‌​ ‌‌‌​​‍‌‌ ‌‍‍ ‌‍‌‌‌ ‍‌​‍‌‌​ ​ ‌​‌​​‍‌‌​ ​ ‌​‌​​‍‌‌​ ​‍​ ​‍‌‍‌​​ ​ ‌‍​ ‌‍‌‍‌‍​‌‌‍​‌‌‍‌‌‌‍​‍​ ‍​​ ‍‌​ ‌‌​ ​‍​‍‌‌​ ​‍​ ​‍​‍‌‌​ ‌‌‌​‌​​‍ ‍‌ ‌​‌‍‌‌‌ ‍​‌ ‌​​ ‌‍​‍‌‍​‌‌ ​ ‌‍‌‌‌‌‌‌‌ ​‍‌‍ ​​ ‌‌‍‍​‌ ‌​‌ ‌​‌ ​​​‍‌‌​ ​ ‌​​‌​‍‌‌​ ​‍‌​‌‍​‍‌‌​ ​‍‌​‌‍‌‍ ​‌‍ ‌‍​ ‌‍​‌‌‍ ​‌‍‍​‌‍ ‌ ​ ‌ ‌​​‍‌‌​ ​ ‌​​‌​ ​ ​ ​ ​ ​ ​ ​ ​‍‌‍‌‍‍‌‌‍‌​​ ‌​ ​​‌‍‌‍‌‍‌‌​ ​​​ ‌‌​ ​‌‌‍‌‍‌‍‌‌​‍ ‌​ ‌​​ ​‌​ ‍​‌‍‌​​‍ ‌​ ‌​‌‍‌​​ ‌‍​ ‍‌​‍ ‌‌‍​‌​ ​ ​ ‌​‌‍​ ​‍ ‌‌‍‌‌‌‍‌‍​ ‌‍​ ‌​​ ‍​‌‍​ ‌‍‌​​ ‌​​ ​‍​ ​‌‌‍​ ​ ‌‌​‍‌‍‌ ‌​‌ ‍‌‌ ​​‌‍‌‌​ ‌‌‍‍​‌‍‌‌‌‍ ​‌ ​​‌‌‌​‌‍ ‌ ​​‌‍‍‌‌‍​ ​‍‌‍‌ ​​‌‍​‌‌ ‌​‌‍‍​​ ‌‌‍​ ‌‍ ‌‍ ‍‌ ‌​‌‍‌‌‌‍ ‍‌ ‌​​‍‌‌​ ‌‌‌​​‍‌‌ ‌‍‍ ‌‍‌‌‌ ‍‌​‍‌‌​ ​ ‌​‌​​‍‌‌​ ​ ‌​‌​​‍‌‌​ ​‍​ ​‍‌‍‌‌​ ​ ‌‍​‍​ ‍‌‌‍‌‍​ ​ ​ ‌‍‌‍​‍​ ‌​​ ​‍​ ​ ​ ​‌​‍‌‌​ ​‍​ ​‍​‍‌‌​ ‌‌‌​‌​​‍ ‍‌‍​ ‌‍‍​‌‍‍‌‌‍ ​‌‍‌​‌ ​‍‌‍‌‌‌‍ ‍​‍‌‌​ ‌‌‌​​‍‌‌ ‌‍‍ ‌‍‌‌‌ ‍‌​‍‌‌​ ​ ‌​‌​​‍‌‌​ ​ ‌​‌​​‍‌‌​ ​‍​ ​‍‌‍‌​​ ​ ‌‍​ ‌‍‌‍‌‍​‌‌‍​‌‌‍‌‌‌‍​‍​ ‍​​ ‍‌​ ‌‌​ ​‍​‍‌‌​ ​‍​ ​‍​‍‌‌​ ‌‌‌​‌​​‍ ‍‌ ‌​‌‍‌‌‌ ‍​‌ ‌​​‍‌‍‌ ​​‌‍‌‌‌ ​‍‌ ​ ‌ ​​‌‍‌‌‌‍​ ‌ ‌​‌‍‍‌‌ ‌‍‌‍‌‌​ ‌‌ ​​‌ ‌‌‌‍​‍‌‍ ​‌‍‍‌‌ ​ ‌‍‍​‌‍‌‌‌‍‌​​‍​‍‌ ‌
10. What is “Net Metering”?​​​​‌ ‍ ​‍​‍‌‍ ‌ ​‍‌‍‍‌‌‍‌ ‌‍‍‌‌‍ ‍​‍​‍​ ‍‍​‍​‍‌ ​ ‌‍​‌‌‍ ‍‌‍‍‌‌ ‌​‌ ‍‌​‍ ‍‌‍‍‌‌‍ ​‍​‍​‍ ​​‍​‍‌‍‍​‌ ​‍‌‍‌‌‌‍‌‍​‍​‍​ ‍‍​‍​‍‌‍‍​‌ ‌​‌ ‌​‌ ​​​ ‍‍​‍ ​‍ ‌‍ ​‌‍ ‌‍​ ‌‍​‌‌‍ ​‌‍‍​‌‍ ‌ ​ ‌ ‌​​ ‍‍​ ​ ​ ​ ​ ​ ​ ​ ​‍ ‌‍‍‌‌‍ ‍‌ ‌​‌‍‌‌‌‍ ‍‌ ‌​​‍ ‌‍‌‌‌‍‌​‌‍‍‌‌ ‌​​‍ ‌‍ ‌‌‍ ‌‍‌​‌‍‌‌​ ‌‌ ​​‌ ​‍‌‍‌‌‌ ​ ‌‍‌‌‌‍ ‍‌ ‌​‌‍​‌‌ ‌​‌‍‍‌‌‍ ‌‍ ‍​ ‍ ‌‍‍‌‌‍‌​​ ‌​ ​​‌‍‌‍‌‍‌‌​ ​​​ ‌‌​ ​‌‌‍‌‍‌‍‌‌​‍ ‌​ ‌​​ ​‌​ ‍​‌‍‌​​‍ ‌​ ‌​‌‍‌​​ ‌‍​ ‍‌​‍ ‌‌‍​‌​ ​ ​ ‌​‌‍​ ​‍ ‌‌‍‌‌‌‍‌‍​ ‌‍​ ‌​​ ‍​‌‍​ ‌‍‌​​ ‌​​ ​‍​ ​‌‌‍​ ​ ‌‌​ ‍ ‌ ‌​‌ ‍‌‌ ​​‌‍‌‌​ ‌‌‍‍​‌‍‌‌‌‍ ​‌ ​​‌‌‌​‌‍ ‌ ​​‌‍‍‌‌‍​ ​ ‍ ‌ ​​‌‍​‌‌ ‌​‌‍‍​​ ‌‌‍​ ‌‍ ‌‍ ‍‌ ‌​‌‍‌‌‌‍ ‍‌ ‌​​‍‌‌​ ‌‌‌​​‍‌‌ ‌‍‍ ‌‍‌‌‌ ‍‌​‍‌‌​ ​ ‌​‌​​‍‌‌​ ​ ‌​‌​​‍‌‌​ ​‍​ ​‍​ ‌‌​ ​​​ ‌ ​ ​‍​ ​ ​ ‌ ‌‍‌‌‌‍​‍​ ‍‌‌‍‌‌‌‍‌‌‌‍​ ​‍‌‌​ ​‍​ ​‍​‍‌‌​ ‌‌‌​‌​​‍ ‍‌‍​ ‌‍‍​‌‍‍‌‌‍ ​‌‍‌​‌ ​‍‌‍‌‌‌‍ ‍​‍‌‌​ ‌‌‌​​‍‌‌ ‌‍‍ ‌‍‌‌‌ ‍‌​‍‌‌​ ​ ‌​‌​​‍‌‌​ ​ ‌​‌​​‍‌‌​ ​‍​ ​‍​ ‍​‌‍​‌​ ​​​ ​ ‌‍​‍‌‍‌‌​ ‌​‌‍‌‌​ ‌‌​ ‌‍​ ‌​‌‍​‍​‍‌‌​ ​‍​ ​‍​‍‌‌​ ‌‌‌​‌​​‍ ‍‌ ‌​‌‍‌‌‌ ‍​‌ ‌​​ ‌‍​‍‌‍​‌‌ ​ ‌‍‌‌‌‌‌‌‌ ​‍‌‍ ​​ ‌‌‍‍​‌ ‌​‌ ‌​‌ ​​​‍‌‌​ ​ ‌​​‌​‍‌‌​ ​‍‌​‌‍​‍‌‌​ ​‍‌​‌‍‌‍ ​‌‍ ‌‍​ ‌‍​‌‌‍ ​‌‍‍​‌‍ ‌ ​ ‌ ‌​​‍‌‌​ ​ ‌​​‌​ ​ ​ ​ ​ ​ ​ ​ ​‍‌‍‌‍‍‌‌‍‌​​ ‌​ ​​‌‍‌‍‌‍‌‌​ ​​​ ‌‌​ ​‌‌‍‌‍‌‍‌‌​‍ ‌​ ‌​​ ​‌​ ‍​‌‍‌​​‍ ‌​ ‌​‌‍‌​​ ‌‍​ ‍‌​‍ ‌‌‍​‌​ ​ ​ ‌​‌‍​ ​‍ ‌‌‍‌‌‌‍‌‍​ ‌‍​ ‌​​ ‍​‌‍​ ‌‍‌​​ ‌​​ ​‍​ ​‌‌‍​ ​ ‌‌​‍‌‍‌ ‌​‌ ‍‌‌ ​​‌‍‌‌​ ‌‌‍‍​‌‍‌‌‌‍ ​‌ ​​‌‌‌​‌‍ ‌ ​​‌‍‍‌‌‍​ ​‍‌‍‌ ​​‌‍​‌‌ ‌​‌‍‍​​ ‌‌‍​ ‌‍ ‌‍ ‍‌ ‌​‌‍‌‌‌‍ ‍‌ ‌​​‍‌‌​ ‌‌‌​​‍‌‌ ‌‍‍ ‌‍‌‌‌ ‍‌​‍‌‌​ ​ ‌​‌​​‍‌‌​ ​ ‌​‌​​‍‌‌​ ​‍​ ​‍​ ‌‌​ ​​​ ‌ ​ ​‍​ ​ ​ ‌ ‌‍‌‌‌‍​‍​ ‍‌‌‍‌‌‌‍‌‌‌‍​ ​‍‌‌​ ​‍​ ​‍​‍‌‌​ ‌‌‌​‌​​‍ ‍‌‍​ ‌‍‍​‌‍‍‌‌‍ ​‌‍‌​‌ ​‍‌‍‌‌‌‍ ‍​‍‌‌​ ‌‌‌​​‍‌‌ ‌‍‍ ‌‍‌‌‌ ‍‌​‍‌‌​ ​ ‌​‌​​‍‌‌​ ​ ‌​‌​​‍‌‌​ ​‍​ ​‍​ ‍​‌‍​‌​ ​​​ ​ ‌‍​‍‌‍‌‌​ ‌​‌‍‌‌​ ‌‌​ ‌‍​ ‌​‌‍​‍​‍‌‌​ ​‍​ ​‍​‍‌‌​ ‌‌‌​‌​​‍ ‍‌ ‌​‌‍‌‌‌ ‍​‌ ‌​​‍‌‍‌ ​​‌‍‌‌‌ ​‍‌ ​ ‌ ​​‌‍‌‌‌‍​ ‌ ‌​‌‍‍‌‌ ‌‍‌‍‌‌​ ‌‌ ​​‌ ‌‌‌‍​‍‌‍ ​‌‍‍‌‌ ​ ‌‍‍​‌‍‌‌‌‍‌​​‍​‍‌ ‌
In New Jersey, Electric Distribution Companies and third party
electric suppliers are required to credit customers with solar systems
or other renewable energy generators for each kilowatt-hour
produced on an annual basis. The customer-generator reduces
consumption for electricity with their renewable energy system
during a monthly billing cycle with any excess generation being
credited at retail rates on the following month’s bill. Should excess
generation accrue to the end of an annual period, the customer-
generator is compensated for any remaining credits at the wholesale
power rate by the Electric Distribution Company or their third party
electric supplier.​​​​‌ ‍ ​‍​‍‌‍ ‌ ​‍‌‍‍‌‌‍‌ ‌‍‍‌‌‍ ‍​‍​‍​ ‍‍​‍​‍‌ ​ ‌‍​‌‌‍ ‍‌‍‍‌‌ ‌​‌ ‍‌​‍ ‍‌‍‍‌‌‍ ​‍​‍​‍ ​​‍​‍‌‍‍​‌ ​‍‌‍‌‌‌‍‌‍​‍​‍​ ‍‍​‍​‍‌‍‍​‌ ‌​‌ ‌​‌ ​​​ ‍‍​‍ ​‍ ‌‍ ​‌‍ ‌‍​ ‌‍​‌‌‍ ​‌‍‍​‌‍ ‌ ​ ‌ ‌​​ ‍‍​ ​ ​ ​ ​ ​ ​ ​ ​‍ ‌‍‍‌‌‍ ‍‌ ‌​‌‍‌‌‌‍ ‍‌ ‌​​‍ ‌‍‌‌‌‍‌​‌‍‍‌‌ ‌​​‍ ‌‍ ‌‌‍ ‌‍‌​‌‍‌‌​ ‌‌ ​​‌ ​‍‌‍‌‌‌ ​ ‌‍‌‌‌‍ ‍‌ ‌​‌‍​‌‌ ‌​‌‍‍‌‌‍ ‌‍ ‍​ ‍ ‌‍‍‌‌‍‌​​ ‌​ ​​‌‍‌‍‌‍‌‌​ ​​​ ‌‌​ ​‌‌‍‌‍‌‍‌‌​‍ ‌​ ‌​​ ​‌​ ‍​‌‍‌​​‍ ‌​ ‌​‌‍‌​​ ‌‍​ ‍‌​‍ ‌‌‍​‌​ ​ ​ ‌​‌‍​ ​‍ ‌‌‍‌‌‌‍‌‍​ ‌‍​ ‌​​ ‍​‌‍​ ‌‍‌​​ ‌​​ ​‍​ ​‌‌‍​ ​ ‌‌​ ‍ ‌ ‌​‌ ‍‌‌ ​​‌‍‌‌​ ‌‌‍‍​‌‍‌‌‌‍ ​‌ ​​‌‌‌​‌‍ ‌ ​​‌‍‍‌‌‍​ ​ ‍ ‌ ​​‌‍​‌‌ ‌​‌‍‍​​ ‌‌‍​ ‌‍ ‌‍ ‍‌ ‌​‌‍‌‌‌‍ ‍‌ ‌​​‍‌‌​ ‌‌‌​​‍‌‌ ‌‍‍ ‌‍‌‌‌ ‍‌​‍‌‌​ ​ ‌​‌​​‍‌‌​ ​ ‌​‌​​‍‌‌​ ​‍​ ​‍​ ‌‌​ ​​​ ‌ ​ ​‍​ ​ ​ ‌ ‌‍‌‌‌‍​‍​ ‍‌‌‍‌‌‌‍‌‌‌‍​ ​‍‌‌​ ​‍​ ​‍​‍‌‌​ ‌‌‌​‌​​‍ ‍‌‍​ ‌‍‍​‌‍‍‌‌‍ ​‌‍‌​‌ ​‍‌‍‌‌‌‍ ‍​‍‌‌​ ‌‌‌​​‍‌‌ ‌‍‍ ‌‍‌‌‌ ‍‌​‍‌‌​ ​ ‌​‌​​‍‌‌​ ​ ‌​‌​​‍‌‌​ ​‍​ ​‍‌‍​‍​ ‍​​ ‍​​ ​ ‌‍‌‍‌‍‌‍​ ​ ​ ‌‍‌‍​ ‌‍‌‍‌‍​‌​ ‌‍​‍‌‌​ ​‍​ ​‍​‍‌‌​ ‌‌‌​‌​​‍ ‍‌ ‌​‌‍‌‌‌ ‍​‌ ‌​​ ‌‍​‍‌‍​‌‌ ​ ‌‍‌‌‌‌‌‌‌ ​‍‌‍ ​​ ‌‌‍‍​‌ ‌​‌ ‌​‌ ​​​‍‌‌​ ​ ‌​​‌​‍‌‌​ ​‍‌​‌‍​‍‌‌​ ​‍‌​‌‍‌‍ ​‌‍ ‌‍​ ‌‍​‌‌‍ ​‌‍‍​‌‍ ‌ ​ ‌ ‌​​‍‌‌​ ​ ‌​​‌​ ​ ​ ​ ​ ​ ​ ​ ​‍‌‍‌‍‍‌‌‍‌​​ ‌​ ​​‌‍‌‍‌‍‌‌​ ​​​ ‌‌​ ​‌‌‍‌‍‌‍‌‌​‍ ‌​ ‌​​ ​‌​ ‍​‌‍‌​​‍ ‌​ ‌​‌‍‌​​ ‌‍​ ‍‌​‍ ‌‌‍​‌​ ​ ​ ‌​‌‍​ ​‍ ‌‌‍‌‌‌‍‌‍​ ‌‍​ ‌​​ ‍​‌‍​ ‌‍‌​​ ‌​​ ​‍​ ​‌‌‍​ ​ ‌‌​‍‌‍‌ ‌​‌ ‍‌‌ ​​‌‍‌‌​ ‌‌‍‍​‌‍‌‌‌‍ ​‌ ​​‌‌‌​‌‍ ‌ ​​‌‍‍‌‌‍​ ​‍‌‍‌ ​​‌‍​‌‌ ‌​‌‍‍​​ ‌‌‍​ ‌‍ ‌‍ ‍‌ ‌​‌‍‌‌‌‍ ‍‌ ‌​​‍‌‌​ ‌‌‌​​‍‌‌ ‌‍‍ ‌‍‌‌‌ ‍‌​‍‌‌​ ​ ‌​‌​​‍‌‌​ ​ ‌​‌​​‍‌‌​ ​‍​ ​‍​ ‌‌​ ​​​ ‌ ​ ​‍​ ​ ​ ‌ ‌‍‌‌‌‍​‍​ ‍‌‌‍‌‌‌‍‌‌‌‍​ ​‍‌‌​ ​‍​ ​‍​‍‌‌​ ‌‌‌​‌​​‍ ‍‌‍​ ‌‍‍​‌‍‍‌‌‍ ​‌‍‌​‌ ​‍‌‍‌‌‌‍ ‍​‍‌‌​ ‌‌‌​​‍‌‌ ‌‍‍ ‌‍‌‌‌ ‍‌​‍‌‌​ ​ ‌​‌​​‍‌‌​ ​ ‌​‌​​‍‌‌​ ​‍​ ​‍‌‍​‍​ ‍​​ ‍​​ ​ ‌‍‌‍‌‍‌‍​ ​ ​ ‌‍‌‍​ ‌‍‌‍‌‍​‌​ ‌‍​‍‌‌​ ​‍​ ​‍​‍‌‌​ ‌‌‌​‌​​‍ ‍‌ ‌​‌‍‌‌‌ ‍​‌ ‌​​‍‌‍‌ ​​‌‍‌‌‌ ​‍‌ ​ ‌ ​​‌‍‌‌‌‍​ ‌ ‌​‌‍‍‌‌ ‌‍‌‍‌‌​ ‌‌ ​​‌ ‌‌‌‍​‍‌‍ ​‌‍‍‌‌ ​ ‌‍‍​‌‍‌‌‌‍‌​​‍​‍‌ ‌
In New Jersey, all BPU-regulated Electric Distribution Companies
and electricity suppliers offer net metering to their residential and
commercial customers that generate electricity on the customer’s
side of the meter, using Class I renewable energy sources, provided
that the generating capacity of the customer-generator’s facility does
not exceed the customer’s annual electric consumption.​​​​‌ ‍ ​‍​‍‌‍ ‌ ​‍‌‍‍‌‌‍‌ ‌‍‍‌‌‍ ‍​‍​‍​ ‍‍​‍​‍‌ ​ ‌‍​‌‌‍ ‍‌‍‍‌‌ ‌​‌ ‍‌​‍ ‍‌‍‍‌‌‍ ​‍​‍​‍ ​​‍​‍‌‍‍​‌ ​‍‌‍‌‌‌‍‌‍​‍​‍​ ‍‍​‍​‍‌‍‍​‌ ‌​‌ ‌​‌ ​​​ ‍‍​‍ ​‍ ‌‍ ​‌‍ ‌‍​ ‌‍​‌‌‍ ​‌‍‍​‌‍ ‌ ​ ‌ ‌​​ ‍‍​ ​ ​ ​ ​ ​ ​ ​ ​‍ ‌‍‍‌‌‍ ‍‌ ‌​‌‍‌‌‌‍ ‍‌ ‌​​‍ ‌‍‌‌‌‍‌​‌‍‍‌‌ ‌​​‍ ‌‍ ‌‌‍ ‌‍‌​‌‍‌‌​ ‌‌ ​​‌ ​‍‌‍‌‌‌ ​ ‌‍‌‌‌‍ ‍‌ ‌​‌‍​‌‌ ‌​‌‍‍‌‌‍ ‌‍ ‍​ ‍ ‌‍‍‌‌‍‌​​ ‌​ ​​‌‍‌‍‌‍‌‌​ ​​​ ‌‌​ ​‌‌‍‌‍‌‍‌‌​‍ ‌​ ‌​​ ​‌​ ‍​‌‍‌​​‍ ‌​ ‌​‌‍‌​​ ‌‍​ ‍‌​‍ ‌‌‍​‌​ ​ ​ ‌​‌‍​ ​‍ ‌‌‍‌‌‌‍‌‍​ ‌‍​ ‌​​ ‍​‌‍​ ‌‍‌​​ ‌​​ ​‍​ ​‌‌‍​ ​ ‌‌​ ‍ ‌ ‌​‌ ‍‌‌ ​​‌‍‌‌​ ‌‌‍‍​‌‍‌‌‌‍ ​‌ ​​‌‌‌​‌‍ ‌ ​​‌‍‍‌‌‍​ ​ ‍ ‌ ​​‌‍​‌‌ ‌​‌‍‍​​ ‌‌‍​ ‌‍ ‌‍ ‍‌ ‌​‌‍‌‌‌‍ ‍‌ ‌​​‍‌‌​ ‌‌‌​​‍‌‌ ‌‍‍ ‌‍‌‌‌ ‍‌​‍‌‌​ ​ ‌​‌​​‍‌‌​ ​ ‌​‌​​‍‌‌​ ​‍​ ​‍​ ‌​​ ‌‍‌‍​‌​ ‍​‌‍‌​‌‍‌‌​ ​ ​ ​ ‌‍​ ‌‍​‍‌‍‌‍‌‍​ ​‍‌‌​ ​‍​ ​‍​‍‌‌​ ‌‌‌​‌​​‍ ‍‌‍​ ‌‍‍​‌‍‍‌‌‍ ​‌‍‌​‌ ​‍‌‍‌‌‌‍ ‍​‍‌‌​ ‌‌‌​​‍‌‌ ‌‍‍ ‌‍‌‌‌ ‍‌​‍‌‌​ ​ ‌​‌​​‍‌‌​ ​ ‌​‌​​‍‌‌​ ​‍​ ​‍‌‍​‍​ ‌‍​ ‌ ‌‍​‍​ ‍‌‌‍​ ​ ​‌​ ​‌​ ​​​ ​‍‌‍​‌​ ‌‍​‍‌‌​ ​‍​ ​‍​‍‌‌​ ‌‌‌​‌​​‍ ‍‌ ‌​‌‍‌‌‌ ‍​‌ ‌​​ ‌‍​‍‌‍​‌‌ ​ ‌‍‌‌‌‌‌‌‌ ​‍‌‍ ​​ ‌‌‍‍​‌ ‌​‌ ‌​‌ ​​​‍‌‌​ ​ ‌​​‌​‍‌‌​ ​‍‌​‌‍​‍‌‌​ ​‍‌​‌‍‌‍ ​‌‍ ‌‍​ ‌‍​‌‌‍ ​‌‍‍​‌‍ ‌ ​ ‌ ‌​​‍‌‌​ ​ ‌​​‌​ ​ ​ ​ ​ ​ ​ ​ ​‍‌‍‌‍‍‌‌‍‌​​ ‌​ ​​‌‍‌‍‌‍‌‌​ ​​​ ‌‌​ ​‌‌‍‌‍‌‍‌‌​‍ ‌​ ‌​​ ​‌​ ‍​‌‍‌​​‍ ‌​ ‌​‌‍‌​​ ‌‍​ ‍‌​‍ ‌‌‍​‌​ ​ ​ ‌​‌‍​ ​‍ ‌‌‍‌‌‌‍‌‍​ ‌‍​ ‌​​ ‍​‌‍​ ‌‍‌​​ ‌​​ ​‍​ ​‌‌‍​ ​ ‌‌​‍‌‍‌ ‌​‌ ‍‌‌ ​​‌‍‌‌​ ‌‌‍‍​‌‍‌‌‌‍ ​‌ ​​‌‌‌​‌‍ ‌ ​​‌‍‍‌‌‍​ ​‍‌‍‌ ​​‌‍​‌‌ ‌​‌‍‍​​ ‌‌‍​ ‌‍ ‌‍ ‍‌ ‌​‌‍‌‌‌‍ ‍‌ ‌​​‍‌‌​ ‌‌‌​​‍‌‌ ‌‍‍ ‌‍‌‌‌ ‍‌​‍‌‌​ ​ ‌​‌​​‍‌‌​ ​ ‌​‌​​‍‌‌​ ​‍​ ​‍​ ‌​​ ‌‍‌‍​‌​ ‍​‌‍‌​‌‍‌‌​ ​ ​ ​ ‌‍​ ‌‍​‍‌‍‌‍‌‍​ ​‍‌‌​ ​‍​ ​‍​‍‌‌​ ‌‌‌​‌​​‍ ‍‌‍​ ‌‍‍​‌‍‍‌‌‍ ​‌‍‌​‌ ​‍‌‍‌‌‌‍ ‍​‍‌‌​ ‌‌‌​​‍‌‌ ‌‍‍ ‌‍‌‌‌ ‍‌​‍‌‌​ ​ ‌​‌​​‍‌‌​ ​ ‌​‌​​‍‌‌​ ​‍​ ​‍‌‍​‍​ ‌‍​ ‌ ‌‍​‍​ ‍‌‌‍​ ​ ​‌​ ​‌​ ​​​ ​‍‌‍​‌​ ‌‍​‍‌‌​ ​‍​ ​‍​‍‌‌​ ‌‌‌​‌​​‍ ‍‌ ‌​‌‍‌‌‌ ‍​‌ ‌​​‍‌‍‌ ​​‌‍‌‌‌ ​‍‌ ​ ‌ ​​‌‍‌‌‌‍​ ‌ ‌​‌‍‍‌‌ ‌‍‌‍‌‌​ ‌‌ ​​‌ ‌‌‌‍​‍‌‍ ​‌‍‍‌‌ ​ ‌‍‍​‌‍‌‌‌‍‌​​‍​‍‌ ‌
Together, our ​​​​‌ ‍ ​‍​‍‌‍ ‌ ​‍‌‍‍‌‌‍‌ ‌‍‍‌‌‍ ‍​‍​‍​ ‍‍​‍​‍‌ ​ ‌‍​‌‌‍ ‍‌‍‍‌‌ ‌​‌ ‍‌​‍ ‍‌‍‍‌‌‍ ​‍​‍​‍ ​​‍​‍‌‍‍​‌ ​‍‌‍‌‌‌‍‌‍​‍​‍​ ‍‍​‍​‍‌‍‍​‌ ‌​‌ ‌​‌ ​​​ ‍‍​‍ ​‍ ‌‍ ​‌‍ ‌‍​ ‌‍​‌‌‍ ​‌‍‍​‌‍ ‌ ​ ‌ ‌​​ ‍‍​ ​ ​ ​ ​ ​ ​ ​ ​‍ ‌‍‍‌‌‍ ‍‌ ‌​‌‍‌‌‌‍ ‍‌ ‌​​‍ ‌‍‌‌‌‍‌​‌‍‍‌‌ ‌​​‍ ‌‍ ‌‌‍ ‌‍‌​‌‍‌‌​ ‌‌ ​​‌ ​‍‌‍‌‌‌ ​ ‌‍‌‌‌‍ ‍‌ ‌​‌‍​‌‌ ‌​‌‍‍‌‌‍ ‌‍ ‍​ ‍ ‌‍‍‌‌‍‌​​ ‌​ ​​‌‍‌‍‌‍‌‌​ ​​​ ‌‌​ ​‌‌‍‌‍‌‍‌‌​‍ ‌​ ‌​​ ​‌​ ‍​‌‍‌​​‍ ‌​ ‌​‌‍‌​​ ‌‍​ ‍‌​‍ ‌‌‍​‌​ ​ ​ ‌​‌‍​ ​‍ ‌‌‍‌‌‌‍‌‍​ ‌‍​ ‌​​ ‍​‌‍​ ‌‍‌​​ ‌​​ ​‍​ ​‌‌‍​ ​ ‌‌​ ‍ ‌ ‌​‌ ‍‌‌ ​​‌‍‌‌​ ‌‌‍‍​‌‍‌‌‌‍ ​‌ ​​‌‌‌​‌‍ ‌ ​​‌‍‍‌‌‍​ ​ ‍ ‌ ​​‌‍​‌‌ ‌​‌‍‍​​ ‌‌‍​ ‌‍ ‌‍ ‍‌ ‌​‌‍‌‌‌‍ ‍‌ ‌​​‍‌‌​ ‌‌‌​​‍‌‌ ‌‍‍ ‌‍‌‌‌ ‍‌​‍‌‌​ ​ ‌​‌​​‍‌‌​ ​ ‌​‌​​‍‌‌​ ​‍​ ​‍​ ‌‌‌‍​‌‌‍‌​‌‍​‍‌‍‌‌​ ​ ​ ‌‌​ ​ ‌‍​‍​ ‍‌‌‍‌‌‌‍​ ​‍‌‌​ ​‍​ ​‍​‍‌‌​ ‌‌‌​‌​​‍ ‍‌‍​ ‌‍‍​‌‍‍‌‌‍ ​‌‍‌​‌ ​‍‌‍‌‌‌‍ ‍​‍‌‌​ ‌‌‌​​‍‌‌ ‌‍‍ ‌‍‌‌‌ ‍‌​‍‌‌​ ​ ‌​‌​​‍‌‌​ ​ ‌​‌​​‍‌‌​ ​‍​ ​‍​ ​ ​ ​ ​ ‍‌​ ‍​‌‍‌​‌‍​ ‌‍‌‍​ ‍‌​ ‌ ‌‍‌‍​ ​‍​ ‌ ​‍‌‌​ ​‍​ ​‍​‍‌‌​ ‌‌‌​‌​​‍ ‍‌ ‌​‌‍‌‌‌ ‍​‌ ‌​​ ‌‍​‍‌‍​‌‌ ​ ‌‍‌‌‌‌‌‌‌ ​‍‌‍ ​​ ‌‌‍‍​‌ ‌​‌ ‌​‌ ​​​‍‌‌​ ​ ‌​​‌​‍‌‌​ ​‍‌​‌‍​‍‌‌​ ​‍‌​‌‍‌‍ ​‌‍ ‌‍​ ‌‍​‌‌‍ ​‌‍‍​‌‍ ‌ ​ ‌ ‌​​‍‌‌​ ​ ‌​​‌​ ​ ​ ​ ​ ​ ​ ​ ​‍‌‍‌‍‍‌‌‍‌​​ ‌​ ​​‌‍‌‍‌‍‌‌​ ​​​ ‌‌​ ​‌‌‍‌‍‌‍‌‌​‍ ‌​ ‌​​ ​‌​ ‍​‌‍‌​​‍ ‌​ ‌​‌‍‌​​ ‌‍​ ‍‌​‍ ‌‌‍​‌​ ​ ​ ‌​‌‍​ ​‍ ‌‌‍‌‌‌‍‌‍​ ‌‍​ ‌​​ ‍​‌‍​ ‌‍‌​​ ‌​​ ​‍​ ​‌‌‍​ ​ ‌‌​‍‌‍‌ ‌​‌ ‍‌‌ ​​‌‍‌‌​ ‌‌‍‍​‌‍‌‌‌‍ ​‌ ​​‌‌‌​‌‍ ‌ ​​‌‍‍‌‌‍​ ​‍‌‍‌ ​​‌‍​‌‌ ‌​‌‍‍​​ ‌‌‍​ ‌‍ ‌‍ ‍‌ ‌​‌‍‌‌‌‍ ‍‌ ‌​​‍‌‌​ ‌‌‌​​‍‌‌ ‌‍‍ ‌‍‌‌‌ ‍‌​‍‌‌​ ​ ‌​‌​​‍‌‌​ ​ ‌​‌​​‍‌‌​ ​‍​ ​‍​ ‌‌‌‍​‌‌‍‌​‌‍​‍‌‍‌‌​ ​ ​ ‌‌​ ​ ‌‍​‍​ ‍‌‌‍‌‌‌‍​ ​‍‌‌​ ​‍​ ​‍​‍‌‌​ ‌‌‌​‌​​‍ ‍‌‍​ ‌‍‍​‌‍‍‌‌‍ ​‌‍‌​‌ ​‍‌‍‌‌‌‍ ‍​‍‌‌​ ‌‌‌​​‍‌‌ ‌‍‍ ‌‍‌‌‌ ‍‌​‍‌‌​ ​ ‌​‌​​‍‌‌​ ​ ‌​‌​​‍‌‌​ ​‍​ ​‍​ ​ ​ ​ ​ ‍‌​ ‍​‌‍‌​‌‍​ ‌‍‌‍​ ‍‌​ ‌ ‌‍‌‍​ ​‍​ ‌ ​‍‌‌​ ​‍​ ​‍​‍‌‌​ ‌‌‌​‌​​‍ ‍‌ ‌​‌‍‌‌‌ ‍​‌ ‌​​‍‌‍‌ ​​‌‍‌‌‌ ​‍‌ ​ ‌ ​​‌‍‌‌‌‍​ ‌ ‌​‌‍‍‌‌ ‌‍‌‍‌‌​ ‌‌ ​​‌ ‌‌‌‍​‍‌‍ ​‌‍‍‌‌ ​ ‌‍‍​‌‍‌‌‌‍‌​​‍​‍‌ ‌Net Metering and Interconnection rules ensure solar
generators are compensated for the clean, renewable energy they are
generating, and that New Jersey ratepayers share in the benefits of
solar and other small renewable energy generation.​​​​‌ ‍ ​‍​‍‌‍ ‌ ​‍‌‍‍‌‌‍‌ ‌‍‍‌‌‍ ‍​‍​‍​ ‍‍​‍​‍‌ ​ ‌‍​‌‌‍ ‍‌‍‍‌‌ ‌​‌ ‍‌​‍ ‍‌‍‍‌‌‍ ​‍​‍​‍ ​​‍​‍‌‍‍​‌ ​‍‌‍‌‌‌‍‌‍​‍​‍​ ‍‍​‍​‍‌‍‍​‌ ‌​‌ ‌​‌ ​​​ ‍‍​‍ ​‍ ‌‍ ​‌‍ ‌‍​ ‌‍​‌‌‍ ​‌‍‍​‌‍ ‌ ​ ‌ ‌​​ ‍‍​ ​ ​ ​ ​ ​ ​ ​ ​‍ ‌‍‍‌‌‍ ‍‌ ‌​‌‍‌‌‌‍ ‍‌ ‌​​‍ ‌‍‌‌‌‍‌​‌‍‍‌‌ ‌​​‍ ‌‍ ‌‌‍ ‌‍‌​‌‍‌‌​ ‌‌ ​​‌ ​‍‌‍‌‌‌ ​ ‌‍‌‌‌‍ ‍‌ ‌​‌‍​‌‌ ‌​‌‍‍‌‌‍ ‌‍ ‍​ ‍ ‌‍‍‌‌‍‌​​ ‌​ ​​‌‍‌‍‌‍‌‌​ ​​​ ‌‌​ ​‌‌‍‌‍‌‍‌‌​‍ ‌​ ‌​​ ​‌​ ‍​‌‍‌​​‍ ‌​ ‌​‌‍‌​​ ‌‍​ ‍‌​‍ ‌‌‍​‌​ ​ ​ ‌​‌‍​ ​‍ ‌‌‍‌‌‌‍‌‍​ ‌‍​ ‌​​ ‍​‌‍​ ‌‍‌​​ ‌​​ ​‍​ ​‌‌‍​ ​ ‌‌​ ‍ ‌ ‌​‌ ‍‌‌ ​​‌‍‌‌​ ‌‌‍‍​‌‍‌‌‌‍ ​‌ ​​‌‌‌​‌‍ ‌ ​​‌‍‍‌‌‍​ ​ ‍ ‌ ​​‌‍​‌‌ ‌​‌‍‍​​ ‌‌‍​ ‌‍ ‌‍ ‍‌ ‌​‌‍‌‌‌‍ ‍‌ ‌​​‍‌‌​ ‌‌‌​​‍‌‌ ‌‍‍ ‌‍‌‌‌ ‍‌​‍‌‌​ ​ ‌​‌​​‍‌‌​ ​ ‌​‌​​‍‌‌​ ​‍​ ​‍​ ‌‌‌‍​‌‌‍‌​‌‍​‍‌‍‌‌​ ​ ​ ‌‌​ ​ ‌‍​‍​ ‍‌‌‍‌‌‌‍​ ​‍‌‌​ ​‍​ ​‍​‍‌‌​ ‌‌‌​‌​​‍ ‍‌‍​ ‌‍‍​‌‍‍‌‌‍ ​‌‍‌​‌ ​‍‌‍‌‌‌‍ ‍​‍‌‌​ ‌‌‌​​‍‌‌ ‌‍‍ ‌‍‌‌‌ ‍‌​‍‌‌​ ​ ‌​‌​​‍‌‌​ ​ ‌​‌​​‍‌‌​ ​‍​ ​‍​ ‌​‌‍‌‍​ ‌​‌‍‌​‌‍‌‌​ ​‍​ ​‍​ ‌‍‌‍‌​​ ‌‌​ ‌ ​ ‌​​‍‌‌​ ​‍​ ​‍​‍‌‌​ ‌‌‌​‌​​‍ ‍‌ ‌​‌‍‌‌‌ ‍​‌ ‌​​ ‌‍​‍‌‍​‌‌ ​ ‌‍‌‌‌‌‌‌‌ ​‍‌‍ ​​ ‌‌‍‍​‌ ‌​‌ ‌​‌ ​​​‍‌‌​ ​ ‌​​‌​‍‌‌​ ​‍‌​‌‍​‍‌‌​ ​‍‌​‌‍‌‍ ​‌‍ ‌‍​ ‌‍​‌‌‍ ​‌‍‍​‌‍ ‌ ​ ‌ ‌​​‍‌‌​ ​ ‌​​‌​ ​ ​ ​ ​ ​ ​ ​ ​‍‌‍‌‍‍‌‌‍‌​​ ‌​ ​​‌‍‌‍‌‍‌‌​ ​​​ ‌‌​ ​‌‌‍‌‍‌‍‌‌​‍ ‌​ ‌​​ ​‌​ ‍​‌‍‌​​‍ ‌​ ‌​‌‍‌​​ ‌‍​ ‍‌​‍ ‌‌‍​‌​ ​ ​ ‌​‌‍​ ​‍ ‌‌‍‌‌‌‍‌‍​ ‌‍​ ‌​​ ‍​‌‍​ ‌‍‌​​ ‌​​ ​‍​ ​‌‌‍​ ​ ‌‌​‍‌‍‌ ‌​‌ ‍‌‌ ​​‌‍‌‌​ ‌‌‍‍​‌‍‌‌‌‍ ​‌ ​​‌‌‌​‌‍ ‌ ​​‌‍‍‌‌‍​ ​‍‌‍‌ ​​‌‍​‌‌ ‌​‌‍‍​​ ‌‌‍​ ‌‍ ‌‍ ‍‌ ‌​‌‍‌‌‌‍ ‍‌ ‌​​‍‌‌​ ‌‌‌​​‍‌‌ ‌‍‍ ‌‍‌‌‌ ‍‌​‍‌‌​ ​ ‌​‌​​‍‌‌​ ​ ‌​‌​​‍‌‌​ ​‍​ ​‍​ ‌‌‌‍​‌‌‍‌​‌‍​‍‌‍‌‌​ ​ ​ ‌‌​ ​ ‌‍​‍​ ‍‌‌‍‌‌‌‍​ ​‍‌‌​ ​‍​ ​‍​‍‌‌​ ‌‌‌​‌​​‍ ‍‌‍​ ‌‍‍​‌‍‍‌‌‍ ​‌‍‌​‌ ​‍‌‍‌‌‌‍ ‍​‍‌‌​ ‌‌‌​​‍‌‌ ‌‍‍ ‌‍‌‌‌ ‍‌​‍‌‌​ ​ ‌​‌​​‍‌‌​ ​ ‌​‌​​‍‌‌​ ​‍​ ​‍​ ‌​‌‍‌‍​ ‌​‌‍‌​‌‍‌‌​ ​‍​ ​‍​ ‌‍‌‍‌​​ ‌‌​ ‌ ​ ‌​​‍‌‌​ ​‍​ ​‍​‍‌‌​ ‌‌‌​‌​​‍ ‍‌ ‌​‌‍‌‌‌ ‍​‌ ‌​​‍‌‍‌ ​​‌‍‌‌‌ ​‍‌ ​ ‌ ​​‌‍‌‌‌‍​ ‌ ‌​‌‍‍‌‌ ‌‍‌‍‌‌​ ‌‌ ​​‌ ‌‌‌‍​‍‌‍ ​‌‍‍‌‌ ​ ‌‍‍​‌‍‌‌‌‍‌​​‍​‍‌ ‌